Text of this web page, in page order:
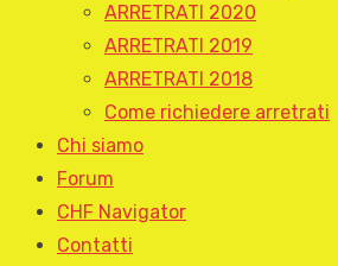
ARRETRATI 2020
ARRETRATI 2019
ARRETRATI 2018
Come richiedere arretrati
Chi siamo
Forum
CHF Navigator
Contatti